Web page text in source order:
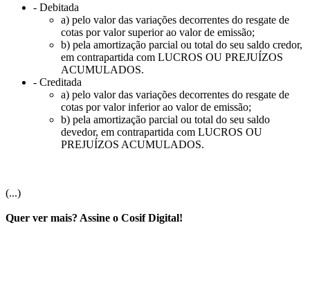
- Debitada
a) pelo valor das variações decorrentes do resgate de
cotas por valor superior ao valor de emissão;
b) pela amortização parcial ou total do seu saldo credor,
em contrapartida com LUCROS OU PREJUÍZOS
ACUMULADOS.
- Creditada
a) pelo valor das variações decorrentes do resgate de
cotas por valor inferior ao valor de emissão;
b) pela amortização parcial ou total do seu saldo
devedor, em contrapartida com LUCROS OU
PREJUÍZOS ACUMULADOS.
(...)
Quer ver mais? Assine o Cosif Digital!